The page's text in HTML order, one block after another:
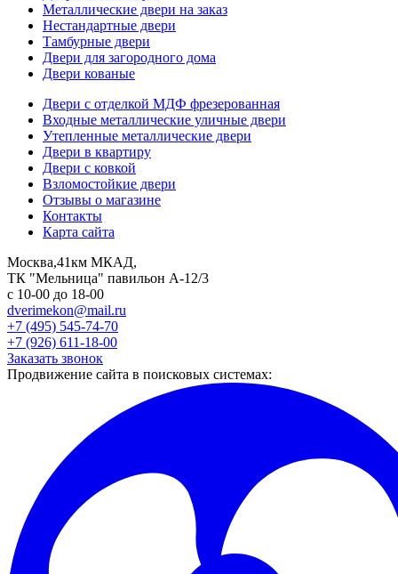
Металлические двери на заказ
Нестандартные двери
Тамбурные двери
Двери для загородного дома
Двери кованые
Двери с отделкой МДФ фрезерованная
Входные металлические уличные двери
Утепленные металлические двери
Двери в квартиру
Двери с ковкой
Взломостойкие двери
Отзывы о магазине
Контакты
Карта сайта
Москва,41км МКАД,
ТК "Мельница" павильон А-12/3
с 10-00 до 18-00
dverimekon@mail.ru
+7 (495) 545-74-70
+7 (926) 611-18-00
Заказать звонок
Продвижение сайта в поисковых системах: